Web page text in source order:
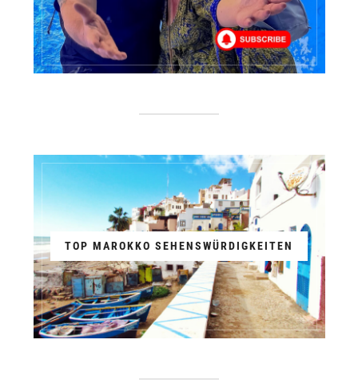
TOP MAROKKO SEHENSWÜRDIGKEITEN